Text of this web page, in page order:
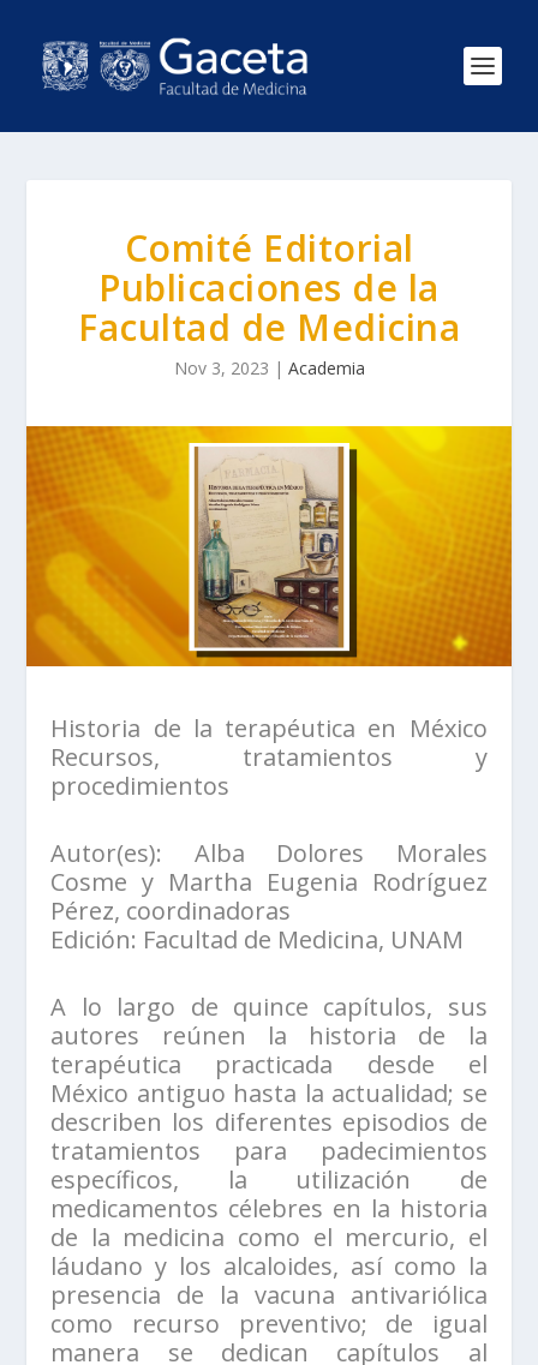
Comité Editorial
Publicaciones de la
Facultad de Medicina
Nov 3, 2023 | Academia
Historia de la terapéutica en México
Recursos, tratamientos y
procedimientos
Autor(es): Alba Dolores Morales
Cosme y Martha Eugenia Rodríguez
Pérez, coordinadoras
Edición: Facultad de Medicina, UNAM
A lo largo de quince capítulos, sus
autores reúnen la historia de la
terapéutica practicada desde el
México antiguo hasta la actualidad; se
describen los diferentes episodios de
tratamientos para padecimientos
específicos, la utilización de
medicamentos célebres en la historia
de la medicina como el mercurio, el
láudano y los alcaloides, así como la
presencia de la vacuna antivariólica
como recurso preventivo; de igual
manera se dedican capítulos al